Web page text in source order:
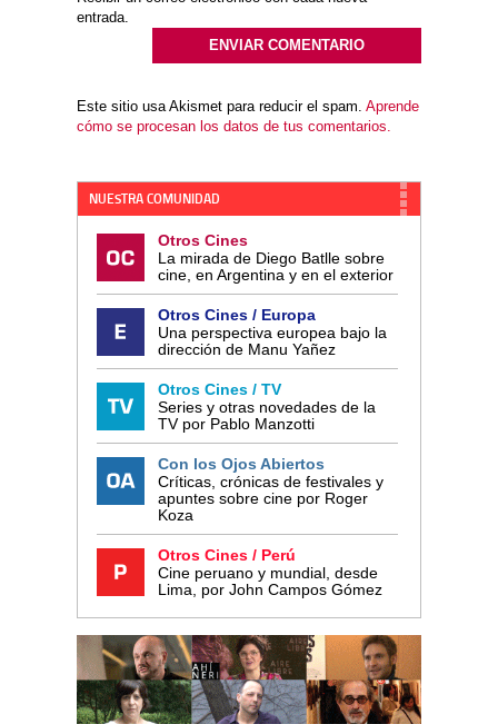
entrada.
Este sitio usa Akismet para reducir el spam. Aprende
cómo se procesan los datos de tus comentarios.
NUESTRA COMUNIDAD
Otros Cines
La mirada de Diego Batlle sobre
cine, en Argentina y en el exterior
Otros Cines / Europa
Una perspectiva europea bajo la
dirección de Manu Yañez
Otros Cines / TV
Series y otras novedades de la
TV por Pablo Manzotti
Con los Ojos Abiertos
Críticas, crónicas de festivales y
apuntes sobre cine por Roger
Koza
Otros Cines / Perú
Cine peruano y mundial, desde
Lima, por John Campos Gómez